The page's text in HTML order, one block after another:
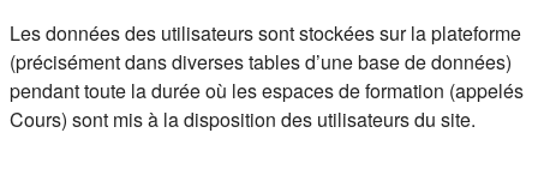
Les données des utilisateurs sont stockées sur la plateforme
(précisément dans diverses tables d’une base de données)
pendant toute la durée où les espaces de formation (appelés
Cours) sont mis à la disposition des utilisateurs du site.